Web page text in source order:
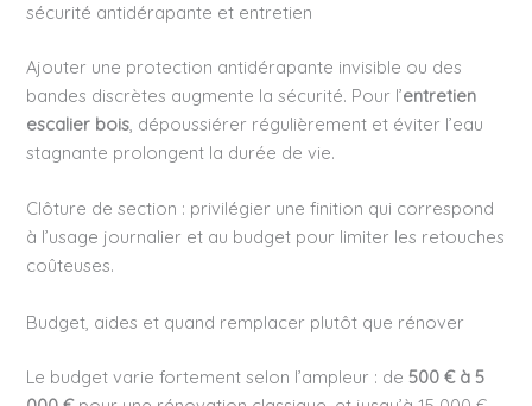
sécurité antidérapante et entretien
Ajouter une protection antidérapante invisible ou des
bandes discrètes augmente la sécurité. Pour l’entretien
escalier bois, dépoussiérer régulièrement et éviter l’eau
stagnante prolongent la durée de vie.
Clôture de section : privilégier une finition qui correspond
à l’usage journalier et au budget pour limiter les retouches
coûteuses.
Budget, aides et quand remplacer plutôt que rénover
Le budget varie fortement selon l’ampleur : de 500 € à 5